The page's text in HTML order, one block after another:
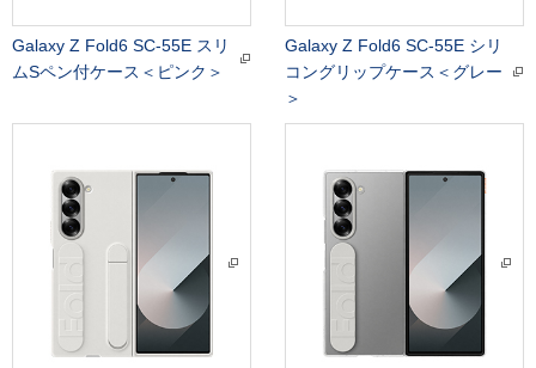
Galaxy Z Fold6 SC-55E スリ
ムSペン付ケース＜ピンク＞
Galaxy Z Fold6 SC-55E シリ
コングリップケース＜グレー
＞